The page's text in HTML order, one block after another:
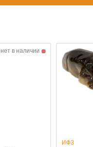
нет в наличии
ИФЗ